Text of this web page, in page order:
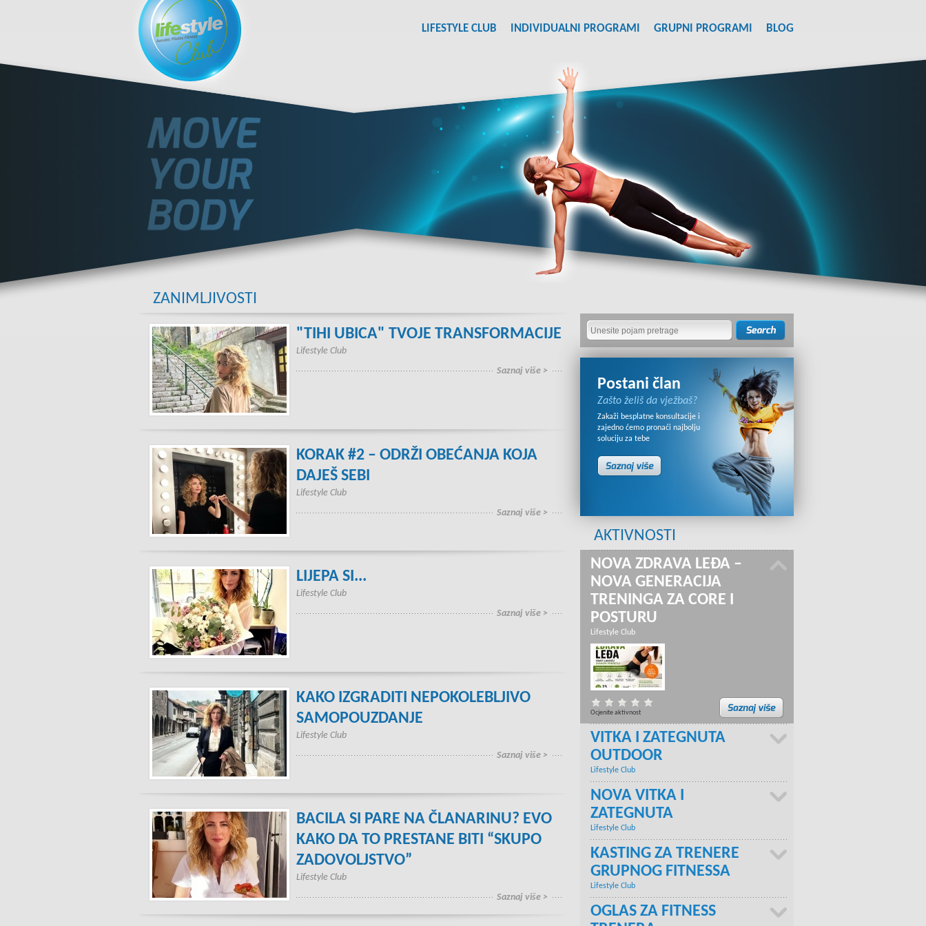
LIFESTYLE CLUB INDIVIDUALNI PROGRAMI GRUPNI PROGRAMI BLOG
ZANIMLJIVOSTI
"TIHI UBICA" TVOJE TRANSFORMACIJE
Lifestyle Club
Saznaj više >
KORAK #2 – ODRŽI OBEĆANJA KOJA
DAJEŠ SEBI
Lifestyle Club
Saznaj više >
LIJEPA SI...
Lifestyle Club
Saznaj više >
KAKO IZGRADITI NEPOKOLEBLJIVO
SAMOPOUZDANJE
Lifestyle Club
Saznaj više >
BACILA SI PARE NA ČLANARINU? EVO
KAKO DA TO PRESTANE BITI “SKUPO
ZADOVOLJSTVO”
Lifestyle Club
Saznaj više >
Postani član
Zašto želiš da vježbaš?
Zakaži besplatne konsultacije i
zajedno ćemo pronaći najbolju
soluciju za tebe
AKTIVNOSTI
NOVA ZDRAVA LEĐA –
NOVA GENERACIJA
TRENINGA ZA CORE I
POSTURU
Lifestyle Club
Ocjenite aktivnost
VITKA I ZATEGNUTA
OUTDOOR
Lifestyle Club
NOVA VITKA I
ZATEGNUTA
Lifestyle Club
KASTING ZA TRENERE
GRUPNOG FITNESSA
Lifestyle Club
OGLAS ZA FITNESS